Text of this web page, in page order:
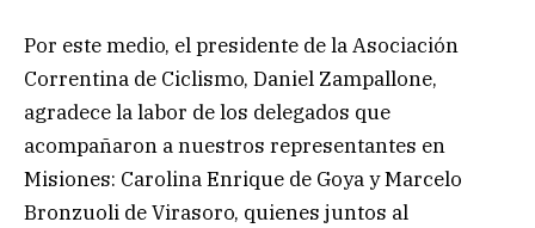
Por este medio, el presidente de la Asociación
Correntina de Ciclismo, Daniel Zampallone,
agradece la labor de los delegados que
acompañaron a nuestros representantes en
Misiones: Carolina Enrique de Goya y Marcelo
Bronzuoli de Virasoro, quienes juntos al